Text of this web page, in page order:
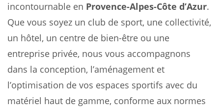
incontournable en Provence-Alpes-Côte d’Azur.
Que vous soyez un club de sport, une collectivité,
un hôtel, un centre de bien-être ou une
entreprise privée, nous vous accompagnons
dans la conception, l’aménagement et
l’optimisation de vos espaces sportifs avec du
matériel haut de gamme, conforme aux normes